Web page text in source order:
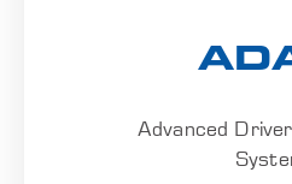
Advanced